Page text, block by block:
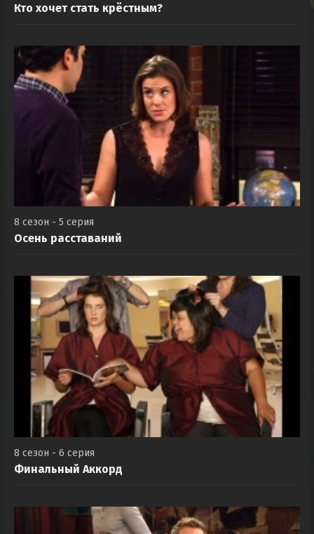
Кто хочет стать крёстным?
8 сезон - 5 серия
Осень расставаний
8 сезон - 6 серия
Финальный Аккорд